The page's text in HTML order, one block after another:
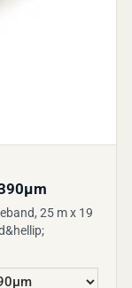
25 m x 19